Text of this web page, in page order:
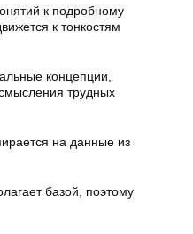
к подробному
к тонкостям
концепции,
трудных
на данные из
базой, поэтому